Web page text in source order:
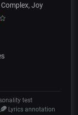
Joy
test
Lyrics annotation